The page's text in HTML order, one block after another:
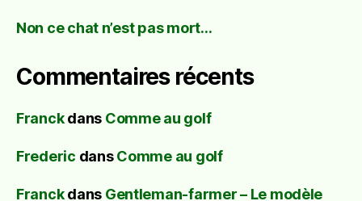
Non ce chat n’est pas mort…
Commentaires récents
Franckdans Comme au golf
Frederic dansComme au golf
Franckdans Gentleman-farmer – Le modèle